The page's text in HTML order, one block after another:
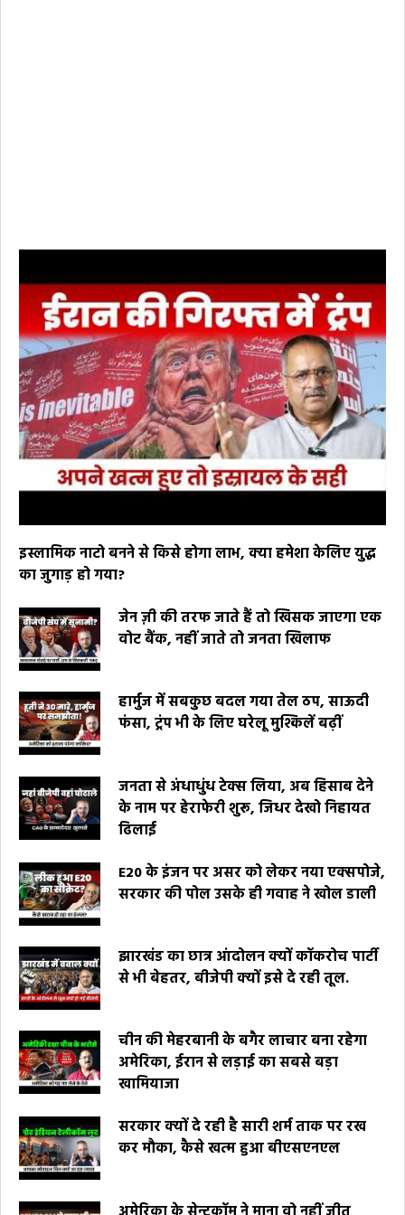
इस्लामिक नाटो बनने से किसे होगा लाभ, क्या हमेशा केलिए युद्ध
का जुगाड़ हो गया?
जेन ज़ी की तरफ जाते हैं तो खिसक जाएगा एक
वोट बैंक, नहीं जाते तो जनता खिलाफ
हार्मुज में सबकुछ बदल गया तेल ठप, साऊदी
फंसा, ट्रंप भी के लिए घरेलू मुश्किलें बढ़ीं
जनता से अंधाधुंध टेक्स लिया, अब हिसाब देने
के नाम पर हेराफेरी शुरू, जिधर देखो निहायत
ढिलाई
E20 के इंजन पर असर को लेकर नया एक्सपोजे,
सरकार की पोल उसके ही गवाह ने खोल डाली
झारखंड का छात्र आंदोलन क्यों कॉकरोच पार्टी
से भी बेहतर, बीजेपी क्यों इसे दे रही तूल.
चीन की मेहरबानी के बगैर लाचार बना रहेगा
अमेरिका, ईरान से लड़ाई का सबसे बड़ा
खामियाजा
सरकार क्यों दे रही है सारी शर्म ताक पर रख
कर मौका, कैसे खत्म हुआ बीएसएनएल